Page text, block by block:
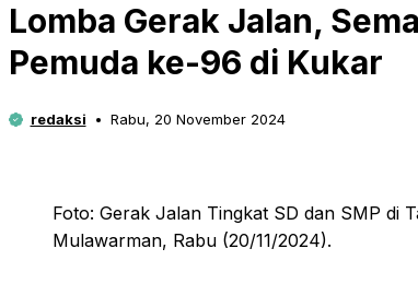
Lomba Gerak Jalan,
Pemuda ke-96 di Kukar
redaksi Rabu, 20 November 2024
Foto: Gerak Jalan Tingkat SD dan SMP di
Mulawarman, Rabu (20/11/2024).